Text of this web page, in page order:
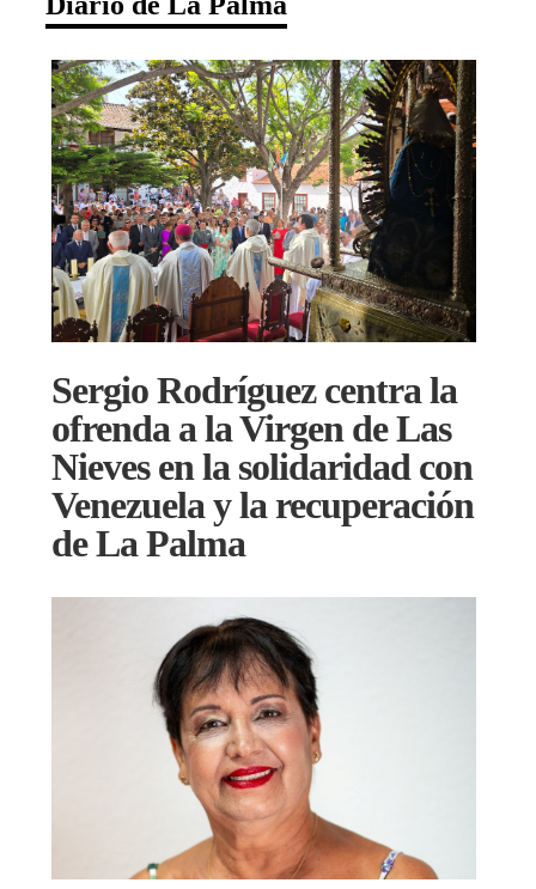
Sergio Rodríguez centra la
ofrenda a la Virgen de Las
Nieves en la solidaridad con
Venezuela y la recuperación
de La Palma